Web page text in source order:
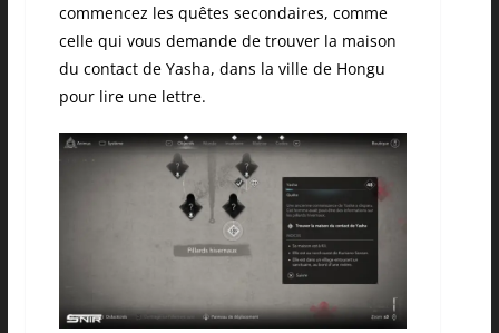
commencez les quêtes secondaires, comme
celle qui vous demande de trouver la maison
du contact de Yasha, dans la ville de Hongu
pour lire une lettre.